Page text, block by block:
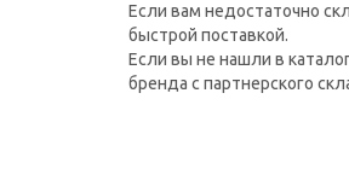
Если вам недостаточно
быстрой поставкой.
Если вы не нашли в
бренда с партнерского